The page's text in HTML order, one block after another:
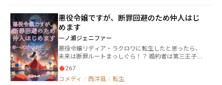
話役見習いを始める。 天音礼央＜あまね れお＞（2
0） 凛が転生した先の世界の［星屑歌劇団］の若きト
ップスター。俺様で横暴な性格。 松本忍＜まつもと
しのぶ＞（30） 新・帝國劇場の世話役。クールで優
秀。 黒曜愁＜こくよう しゅう＞（20） ［星屑歌劇
団］の二番手スター。礼央の️良き理解者で芝居上は相
棒。 東雲大臣 病床に臥せっている領主にかわり、この
世界の実験を握っている大臣。 新・帝國劇場と星屑歌
劇団を目の敵にしており――！？
悪役令嬢ですが、断罪回避のため仲人はじ
めます
一ノ瀬ジェニファー
悪役令嬢リディア・ラクロワに転生したと思ったら、
未来は断罪ルートまっしぐら！？ 婚約者は第三王子、
学園編ではライバル出現、最悪の場合は破滅コース
——。 そんな未来を絶対に回避したいリディアは、王
家の縁談を仲介する“国家認定仲人”になれば、断罪イ
267
コメディ / 西洋風 / 転生